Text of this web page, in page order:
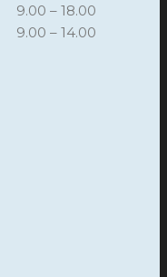
9.00 – 18.00
9.00 – 14.00